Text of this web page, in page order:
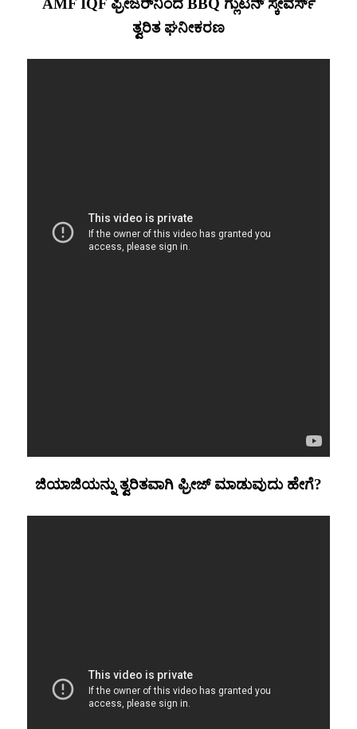
AMF IQF ಫ್ರೀಜರ್‌ನಿಂದ BBQ ಗ್ಲುಟನ್ ಸ್ಕೇವರ್ಸ್
ತ್ವರಿತ ಘನೀಕರಣ
ಜಿಯಾಜಿಯನ್ನು ತ್ವರಿತವಾಗಿ ಫ್ರೀಜ್ ಮಾಡುವುದು ಹೇಗೆ?